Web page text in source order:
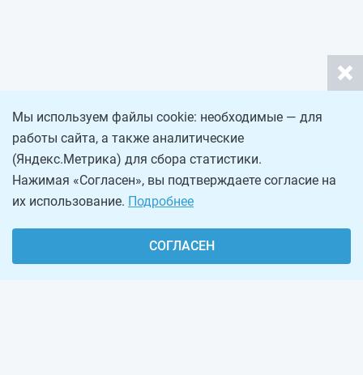
Мы используем файлы cookie: необходимые — для
работы сайта, а также аналитические
(Яндекс.Метрика) для сбора статистики.
Нажимая «Согласен», вы подтверждаете согласие на
их использование. Подробнее
СОГЛАСЕН